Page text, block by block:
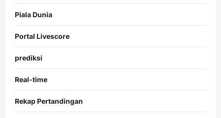
Piala Dunia
Portal Livescore
prediksi
Real-time
Rekap Pertandingan